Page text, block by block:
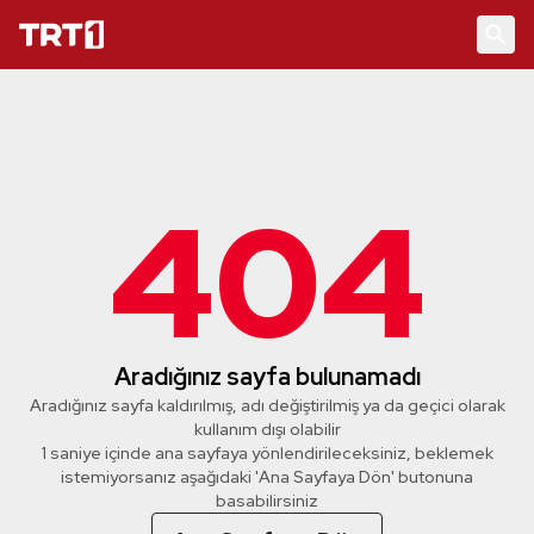
404
Aradığınız sayfa bulunamadı
Aradığınız sayfa kaldırılmış, adı değiştirilmiş ya da geçici olarak
kullanım dışı olabilir
1 saniye içinde ana sayfaya yönlendirileceksiniz, beklemek
istemiyorsanız aşağıdaki 'Ana Sayfaya Dön' butonuna
basabilirsiniz